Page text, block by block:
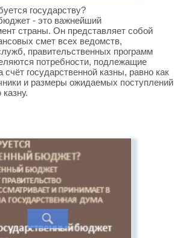
государству?
- это важнейший
страны. Он представляет собой
смет всех ведомств,
правительственных программ
потребности, подлежащие
государственной казны, равно как
и размеры ожидаемых поступлений